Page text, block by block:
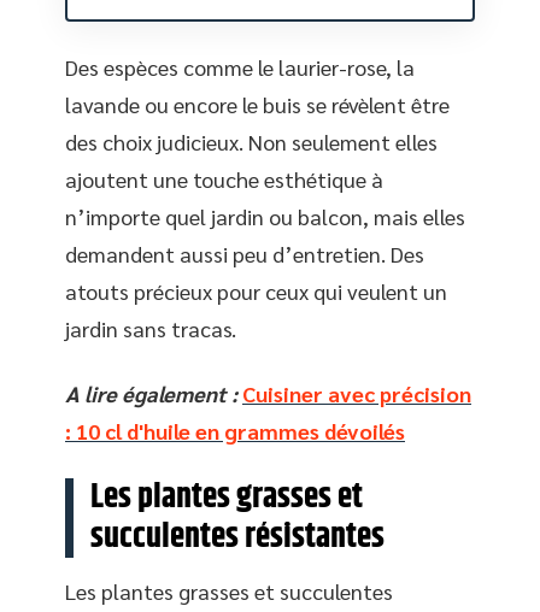
Des espèces comme le laurier-rose, la
lavande ou encore le buis se révèlent être
des choix judicieux. Non seulement elles
ajoutent une touche esthétique à
n’importe quel jardin ou balcon, mais elles
demandent aussi peu d’entretien. Des
atouts précieux pour ceux qui veulent un
jardin sans tracas.
A lire également : Cuisiner avec précision
: 10 cl d'huile en grammes dévoilés
Les plantes grasses et
succulentes résistantes
Les plantes grasses et succulentes